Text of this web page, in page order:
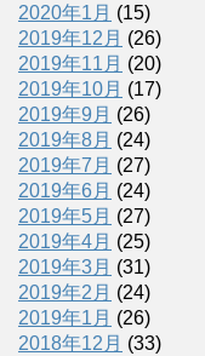
2020年1月 (15)
2019年12月 (26)
2019年11月 (20)
2019年10月 (17)
2019年9月 (26)
2019年8月 (24)
2019年7月 (27)
2019年6月 (24)
2019年5月 (27)
2019年4月 (25)
2019年3月 (31)
2019年2月 (24)
2019年1月 (26)
2018年12月 (33)